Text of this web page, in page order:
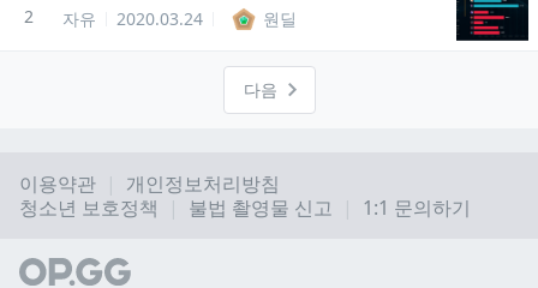
2
자유
2020.03.24 원딜
다음
이용약관
개인정보처리방침
청소년 보호정책
불법 촬영물 신고 1:1 문의하기